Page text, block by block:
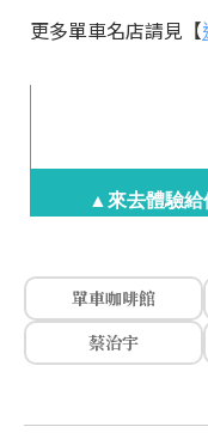
更多單車名店請見【
▲來去體驗給
單車咖啡館
蔡治宇